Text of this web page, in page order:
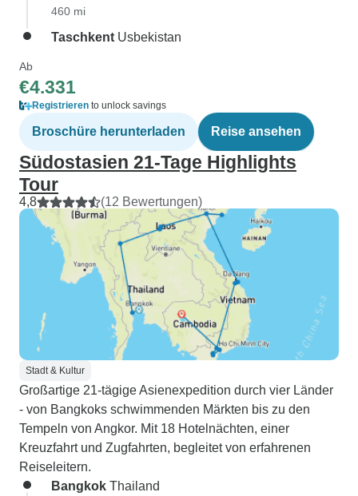
460 mi
Taschkent Usbekistan
Ab
€4.331
Registrieren to unlock savings
Broschüre herunterladen Reise ansehen
Südostasien 21-Tage Highlights
Tour
4,8 (12 Bewertungen)
Stadt & Kultur
Großartige 21-tägige Asienexpedition durch vier Länder
- von Bangkoks schwimmenden Märkten bis zu den
Tempeln von Angkor. Mit 18 Hotelnächten, einer
Kreuzfahrt und Zugfahrten, begleitet von erfahrenen
Reiseleitern.
Bangkok Thailand